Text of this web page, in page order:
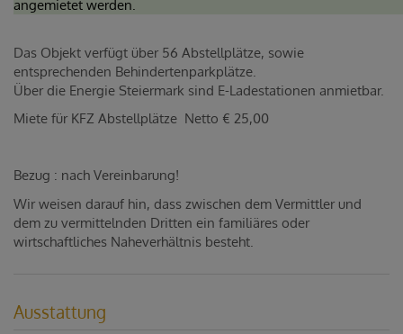
angemietet werden.
Das Objekt verfügt über 56 Abstellplätze, sowie
entsprechenden Behindertenparkplätze.
Über die Energie Steiermark sind E-Ladestationen anmietbar.
Miete für KFZ Abstellplätze Netto € 25,00
Bezug : nach Vereinbarung!
Wir weisen darauf hin, dass zwischen dem Vermittler und
dem zu vermittelnden Dritten ein familiäres oder
wirtschaftliches Naheverhältnis besteht.
Ausstattung